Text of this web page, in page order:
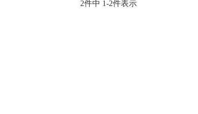
2件中 1-2件表示